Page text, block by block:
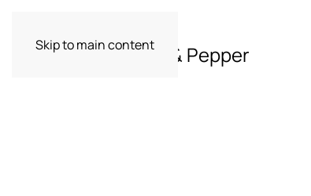
Skip to main content
Delikates Spice & Pepper